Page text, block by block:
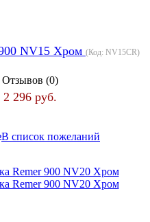
NV15 Хром (Код: NV15CR)
Отзывов (0)
2 296 руб.
В список пожеланий